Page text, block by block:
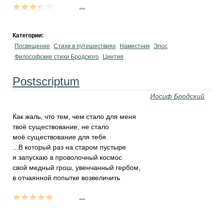
Категории:
Посвящение
Стихи в путешествиях Наместник Эпос
Философские стихи Бродского
Цинтия
Postscriptum
Иосиф Бродский
Как жаль, что тем, чем стало для меня
твоё существование, не стало
моё существование для тебя.
...В который раз на старом пустыре
я запускаю в проволочный космос
свой медный грош, увенчанный гербом,
в отчаянной попытке возвеличить